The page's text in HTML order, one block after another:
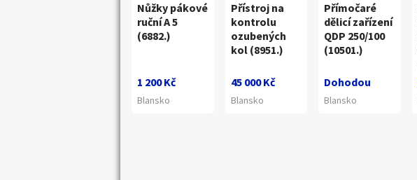
Nůžky pákové
ruční A 5
(6882.)
1 200 Kč
Blansko
Přístroj na
kontrolu
ozubených
kol (8951.)
45 000 Kč
Blansko
Přímočaré
dělicí zařízení
QDP 250/100
(10501.)
Dohodou
Blansko